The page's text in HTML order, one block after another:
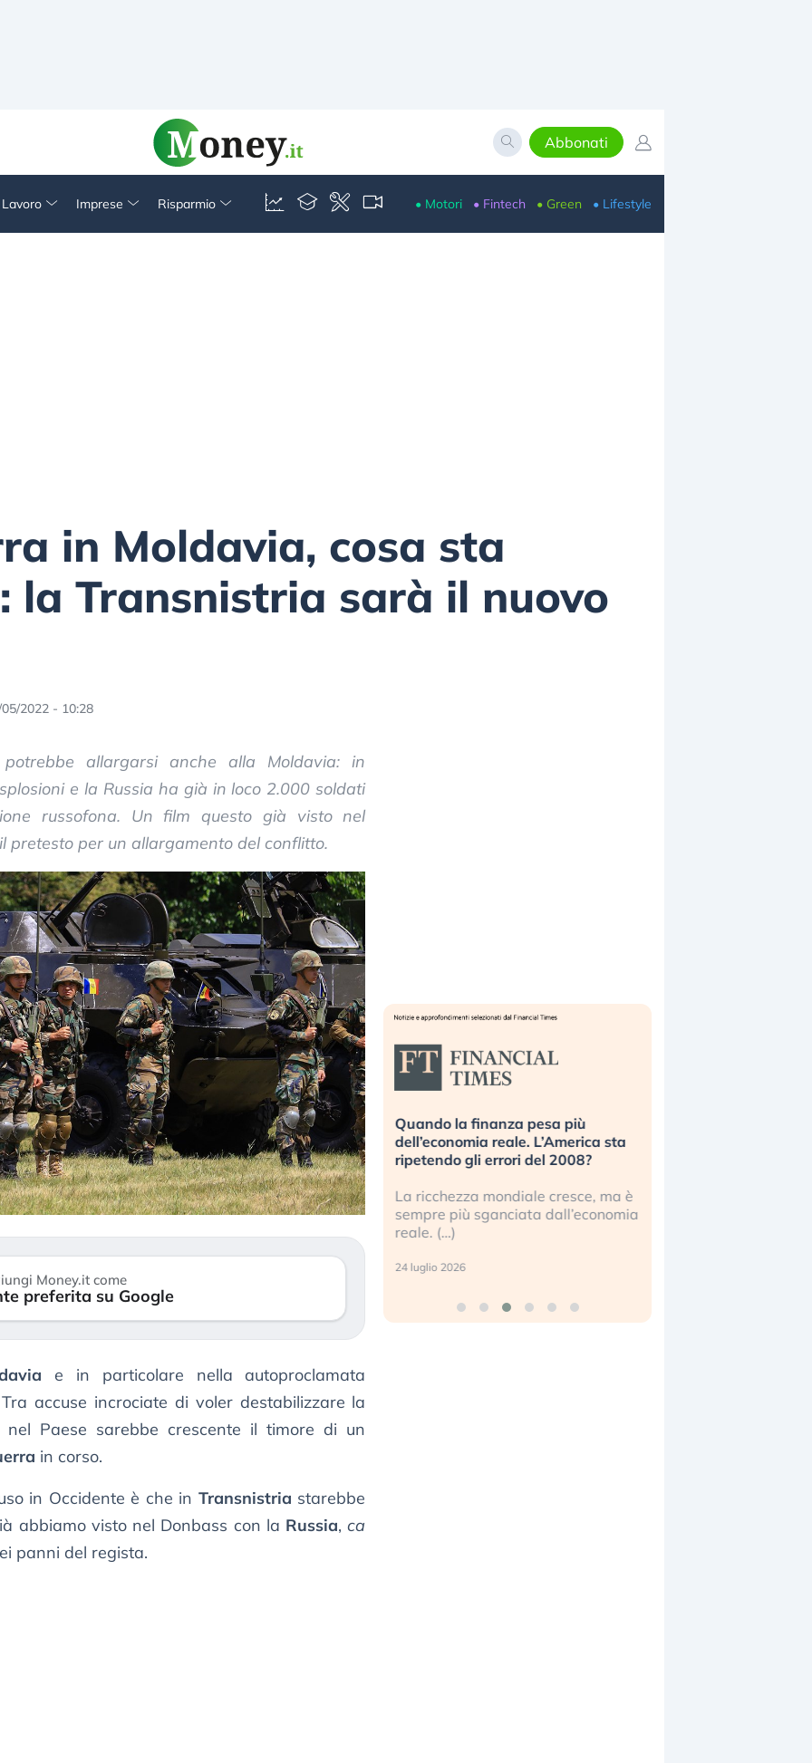
Abbonati
Imprese Risparmio • Motori • Fintech • Green • Lifestyle
in Moldavia, cosa sta
la Transnistria sarà il nuovo
2022 - 10:28
allargarsi anche alla Moldavia: in
e la Russia ha già in loco 2.000 soldati
russofona. Un film questo già visto nel
pretesto per un allargamento del conflitto.
Money.it come
preferita su Google
e in particolare nella autoproclamata
Tra accuse incrociate di voler destabilizzare la
nel Paese sarebbe crescente il timore di un
in corso.
in Occidente è che in Transnistria starebbe
abbiamo visto nel Donbass con la Russia,ca
panni del regista.
alla
il
«La mia vita è rovinata». Investitori
in preda al panico dopo lo scoppio
della bolla AI
Il crollo della bolla AI travolge il
Kospi, mentre gli investitori retail (…)
Quando la finanza pesa più
dell’economia reale. L’America sta
ripetendo gli errori del 2008?
La ricchezza mondiale cresce, ma è
sempre più sganciata dall’economia
reale. (…)
24 luglio 2026